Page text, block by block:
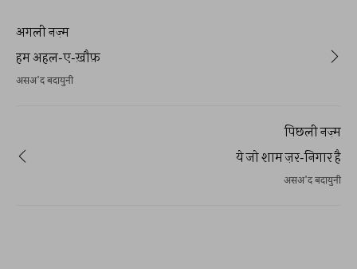
अगली नज़्म
हम अहल-ए-ख़ौफ़
असअ'द बदायुनी
पिछली नज़्म
ये जो शाम ज़र-निगार है
असअ'द बदायुनी